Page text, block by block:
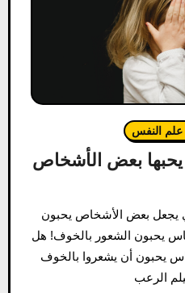
علم النفس
يحبها بعض الأشخاص
يحبون الشعور بالخوف! هل
يحبون أن يشعروا بالخوف